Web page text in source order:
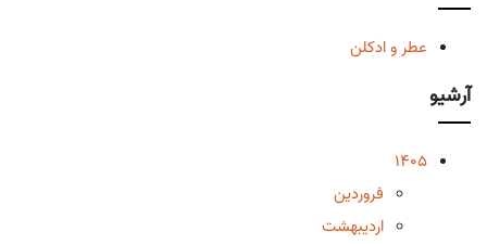
عطر و ادکلن
آرشیو
1405
فروردین
اردیبهشت